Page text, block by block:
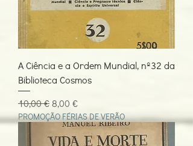
A Ciência e a Ordem Mundial, nº32 da
Biblioteca Cosmos
Preço normal
10,00 €Preço promocional
8,00 €
PROMOÇÃO FÉRIAS DE VERÃO